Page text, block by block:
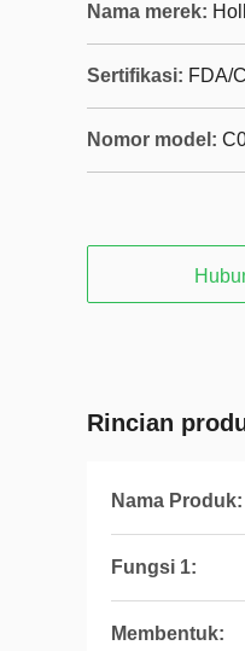
Nama merek:
Sertifikasi: FDA/
Nomor model:
Rincian
Nama Produk:
Fungsi 1:
Membentuk: